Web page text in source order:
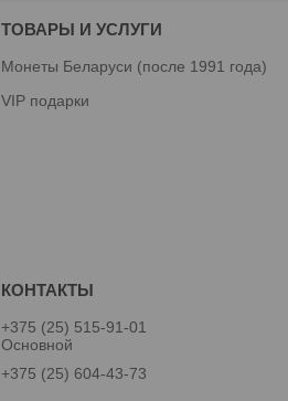
ТОВАРЫ И УСЛУГИ
Монеты Беларуси (после 1991 года)
VIP подарки
+375 (25) 515-91-01
Основной
+375 (25) 604-43-73